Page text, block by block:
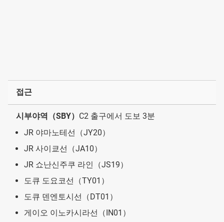
접근
시부야역（SBY） C2 출구에서 도보 3분
JR 야마노테선（JY20）
JR 사이쿄선（JA10）
JR 쇼난신주쿠 라인（JS19）
도큐 도요코선（TY01）
도큐 덴엔토시선（DT01）
게이오 이노카시라선（IN01）